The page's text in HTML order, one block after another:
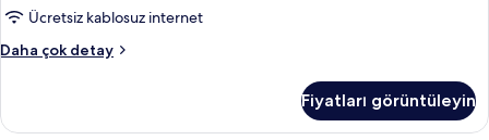
Ücretsiz kablosuz internet
Daha çok detay
Jacqueline
daha
Fiyatları görüntüleyin